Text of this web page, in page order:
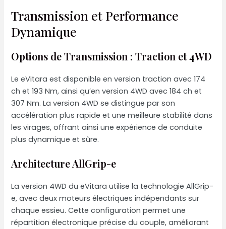
Transmission et Performance
Dynamique
Options de Transmission : Traction et 4WD
Le eVitara est disponible en version traction avec 174
ch et 193 Nm, ainsi qu’en version 4WD avec 184 ch et
307 Nm. La version 4WD se distingue par son
accélération plus rapide et une meilleure stabilité dans
les virages, offrant ainsi une expérience de conduite
plus dynamique et sûre.
Architecture AllGrip-e
La version 4WD du eVitara utilise la technologie AllGrip-
e, avec deux moteurs électriques indépendants sur
chaque essieu. Cette configuration permet une
répartition électronique précise du couple, améliorant